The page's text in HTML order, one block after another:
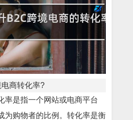
商转化率?
率是指一个网站或电商平台
为购物者的比例。转化率是衡